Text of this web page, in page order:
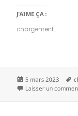
J’AIME ÇA :
chargement…
Publié
le
5 mars 2023
Laisser un